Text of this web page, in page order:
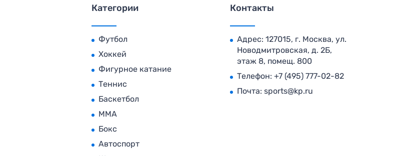
Категории
Футбол
Хоккей
Фигурное катание
Теннис
Баскетбол
MMA
Бокс
Автоспорт
Контакты
Адрес: 127015, г. Москва, ул.
Новодмитровская, д. 2Б,
этаж 8, помещ. 800
Телефон: +7 (495) 777-02-82
Почта: sports@kp.ru